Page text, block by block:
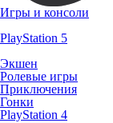
Игры и консоли
PlayStation 5
Экшен
Ролевые игры
Приключения
Гонки
PlayStation 4